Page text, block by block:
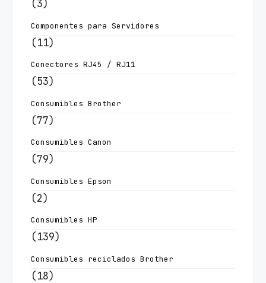
(3)
Componentes para Servidores
(11)
Conectores RJ45 / RJ11
(53)
Consumibles Brother
(77)
Consumibles Canon
(79)
Consumibles Epson
(2)
Consumibles HP
(139)
Consumibles reciclados Brother
(18)